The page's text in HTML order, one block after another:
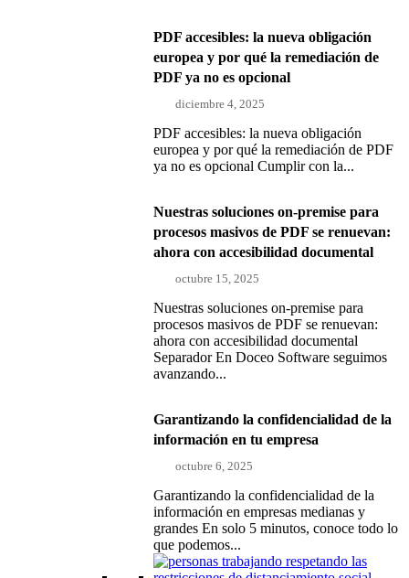
PDF accesibles: la nueva obligación
europea y por qué la remediación de
PDF ya no es opcional
diciembre 4, 2025
PDF accesibles: la nueva obligación
europea y por qué la remediación de PDF
ya no es opcional Cumplir con la...
Nuestras soluciones on-premise para
procesos masivos de PDF se renuevan:
ahora con accesibilidad documental
octubre 15, 2025
Nuestras soluciones on-premise para
procesos masivos de PDF se renuevan:
ahora con accesibilidad documental
Separador En Doceo Software seguimos
avanzando...
Garantizando la confidencialidad de la
información en tu empresa
octubre 6, 2025
Garantizando la confidencialidad de la
información en empresas medianas y
grandes En solo 5 minutos, conoce todo lo
que podemos...